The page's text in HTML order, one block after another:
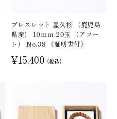
ブレスレット 屋久杉 （鹿児島
県産） 10mm 20玉 （アソー
ト） No.38 《証明書付》
¥15,400 (税込)